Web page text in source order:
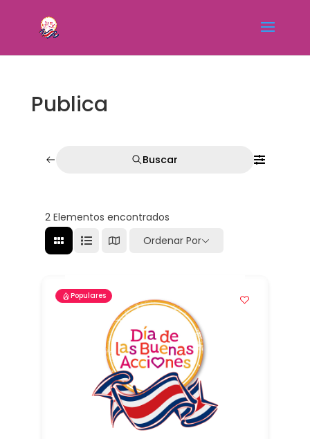
Publica
Buscar
2Elementos encontrados
Ordenar Por
Populares